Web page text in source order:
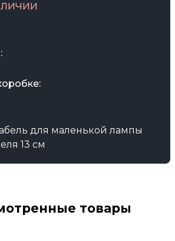
для маленькой лампы
13 см
товары